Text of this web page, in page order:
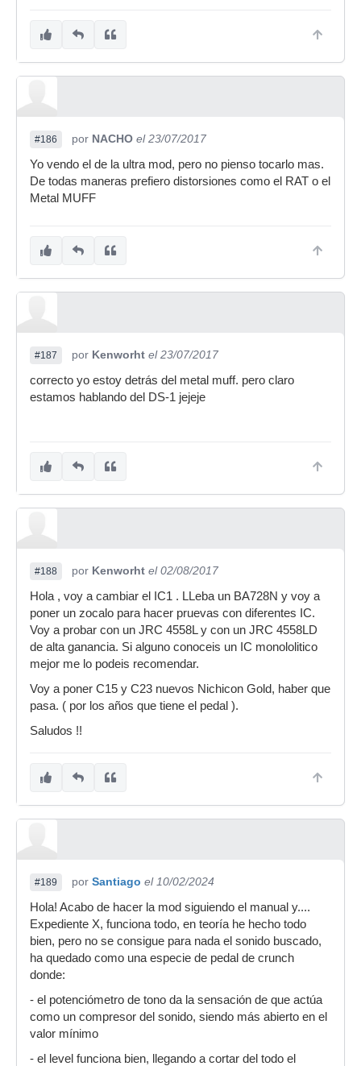
#186 por NACHO el 23/07/2017
Yo vendo el de la ultra mod, pero no pienso tocarlo mas.
De todas maneras prefiero distorsiones como el RAT o el
Metal MUFF
#187 por Kenworht el 23/07/2017
correcto yo estoy detrás del metal muff. pero claro
estamos hablando del DS-1 jejeje
#188 por Kenworht el 02/08/2017
Hola , voy a cambiar el IC1 . LLeba un BA728N y voy a
poner un zocalo para hacer pruevas con diferentes IC.
Voy a probar con un JRC 4558L y con un JRC 4558LD
de alta ganancia. Si alguno conoceis un IC monololitico
mejor me lo podeis recomendar.
Voy a poner C15 y C23 nuevos Nichicon Gold, haber que
pasa. ( por los años que tiene el pedal ).
Saludos !!
#189 por Santiago el 10/02/2024
Hola! Acabo de hacer la mod siguiendo el manual y....
Expediente X, funciona todo, en teoría he hecho todo
bien, pero no se consigue para nada el sonido buscado,
ha quedado como una especie de pedal de crunch
donde:
- el potenciómetro de tono da la sensación de que actúa
como un compresor del sonido, siendo más abierto en el
valor mínimo
- el level funciona bien, llegando a cortar del todo el